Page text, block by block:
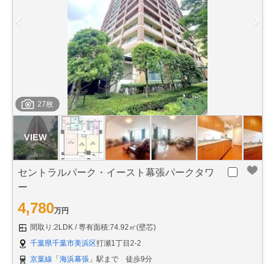
27枚
セントラルパーク・イースト幕張パークタワ
ー
4,780万円
間取り:2LDK
専有面積:74.92㎡(壁芯)
千葉県千葉市美浜区打瀬1丁目2-2
京葉線 「海浜幕張 」駅まで 徒歩9分